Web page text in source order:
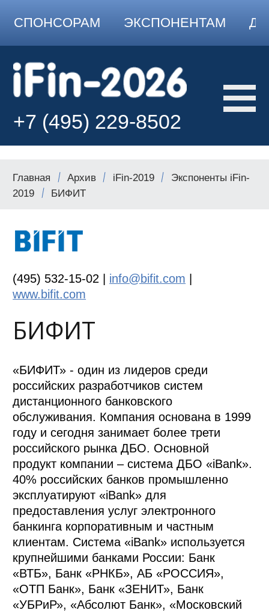
СПОНСОРАМ ЭКСПОНЕНТАМ
+7 (495) 229-8502
Главная Архив iFin-2019
Экспоненты iFin-
2019
БИФИТ
(495) 532-15-02 | info@bifit.com
www.bifit.com
БИФИТ
«БИФИТ» - один из лидеров среди
российских разработчиков систем
дистанционного банковского
обслуживания. Компания основана в 1999
году и сегодня занимает более трети
российского рынка ДБО. Основной
продукт компании – система ДБО «iBank».
40% российских банков промышленно
эксплуатируют «iBank» для
предоставления услуг электронного
банкинга корпоративным и частным
клиентам. Система «iBank» используется
крупнейшими банками России: Банк
«ВТБ», Банк «РНКБ», АБ «РОССИЯ»,
«ОТП Банк», Банк «ЗЕНИТ», Банк
«УБРиР», «Абсолют Банк», «Московский